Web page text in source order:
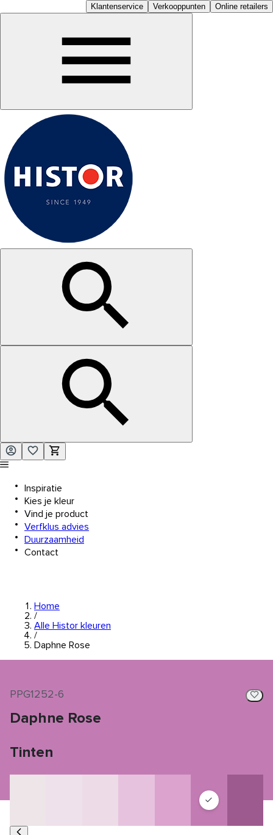
Klantenservice Verkooppunten Online retailers
Inspiratie
Kies je kleur
Vind je product
Verfklus advies
Duurzaamheid
Contact
Home
/
Alle Histor kleuren
/
Daphne Rose
PPG1252-6
Daphne Rose
Tinten